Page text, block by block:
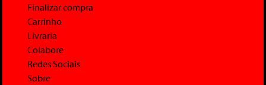
Finalizar compra
Carrinho
Livraria
Colabore
Redes Sociais
Sobre